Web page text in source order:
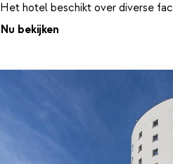
Het hotel beschikt over diverse
gratis Wi-Fi, een lift, een sfeervol
een verwarmde skiberging. In de
Het hotel telt 26 comfortabele
uitgerust met een tv, gratis Wi-Fi,
badkamer met douche, toilet en
beschikt over een balkon. Via
persoonskamer Standard of de
Nu bekijken